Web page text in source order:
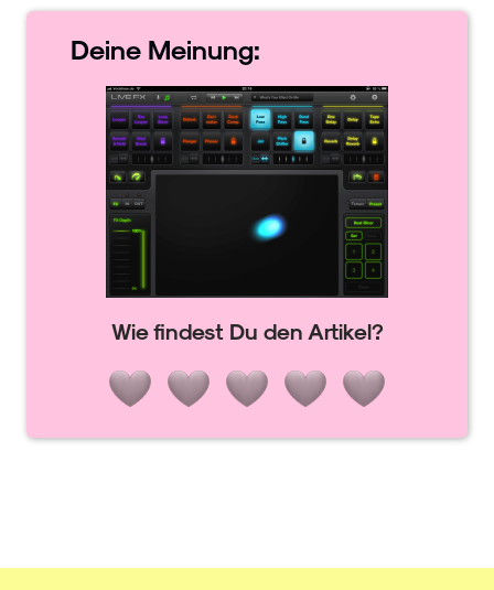
Deine Meinung:
Wie findest Du den Artikel?